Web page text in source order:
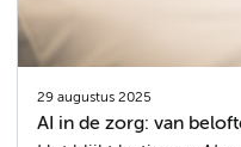
29 augustus 2025
AI in de zorg: van